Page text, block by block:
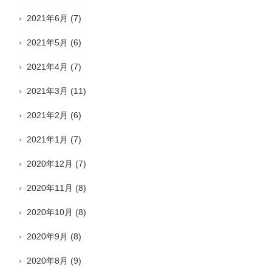
2021年6月 (7)
2021年5月 (6)
2021年4月 (7)
2021年3月 (11)
2021年2月 (6)
2021年1月 (7)
2020年12月 (7)
2020年11月 (8)
2020年10月 (8)
2020年9月 (8)
2020年8月 (9)